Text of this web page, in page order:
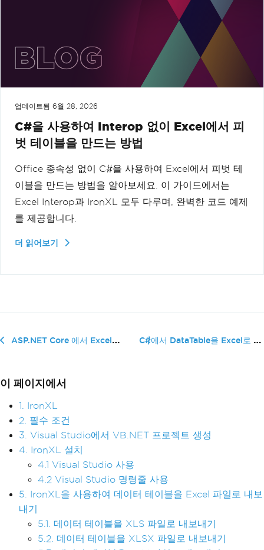
업데이트됨 6월 28, 2026
C#을 사용하여 Interop 없이 Excel에서 피
벗 테이블을 만드는 방법
Office 종속성 없이 C#을 사용하여 Excel에서 피벗 테
이블을 만드는 방법을 알아보세요. 이 가이드에서는
Excel Interop과 IronXL 모두 다루며, 완벽한 코드 예제
를 제공합니다.
더 읽어보기
ASP.NET Core 에서 Excel로 내보내는 방법 C#에서 DataTable을 Excel로 내�...
이 페이지에서
1. IronXL
2. 필수 조건
3. Visual Studio에서 VB.NET 프로젝트 생성
4. IronXL 설치
4.1 Visual Studio 사용
4.2 Visual Studio 명령줄 사용
5. IronXL을 사용하여 데이터 테이블을 Excel 파일로 내보
내기
5.1. 데이터 테이블을 XLS 파일로 내보내기
5.2. 데이터 테이블을 XLSX 파일로 내보내기